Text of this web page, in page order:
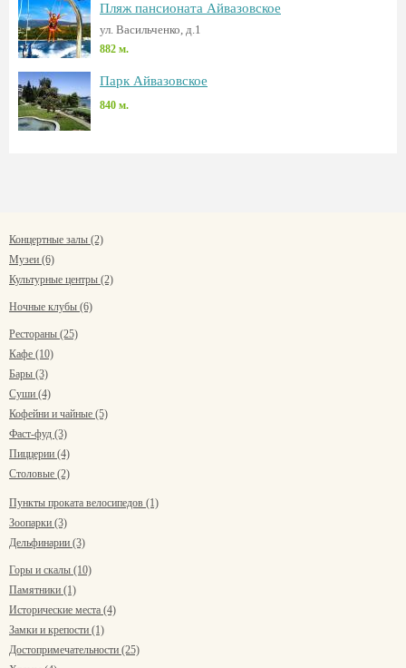
Пляж пансионата Айвазовское
ул. Васильченко, д.1
882 м.
Парк Айвазовское
840 м.
Концертные залы (2)
Музеи (6)
Культурные центры (2)
Ночные клубы (6)
Рестораны (25)
Кафе (10)
Бары (3)
Суши (4)
Кофейни и чайные (5)
Фаст-фуд (3)
Пиццерии (4)
Столовые (2)
Пункты проката велосипедов (1)
Зоопарки (3)
Дельфинарии (3)
Горы и скалы (10)
Памятники (1)
Исторические места (4)
Замки и крепости (1)
Достопримечательности (25)